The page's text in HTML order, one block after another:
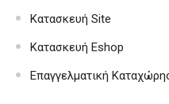
Κατασκευή Site
Κατασκευή Eshop
Επαγγελματική